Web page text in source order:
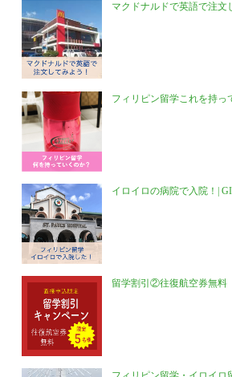
マクドナルドで英語で注文
フィリピン留学これを持っ
イロイロの病院で入院！|
留学割引②往復航空券無料